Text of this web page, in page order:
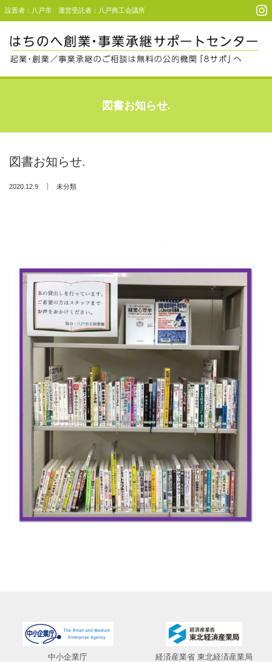
設置者：八戸市 運営受託者：八戸商工会議所
図書お知らせ.
図書お知らせ.
2020.12.9 未分類
中小企業庁 経済産業省 東北経済産業局
起業・創業支援
プライバシーポリシー